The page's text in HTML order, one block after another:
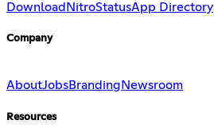
Download NitroStatusApp Directory
Company
AboutJobsBranding Newsroom
Resources